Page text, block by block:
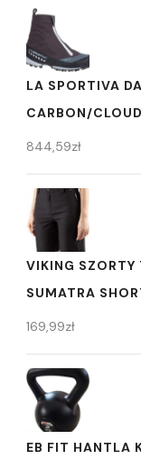
LA SPORTIVA
CARBON/CLOUD
844,59zł
VIKING SZORTY
SUMATRA
169,99zł
EB FIT HANTLA